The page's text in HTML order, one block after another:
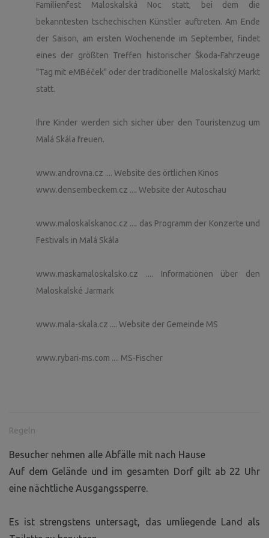
Familienfest Maloskalská Noc statt, bei dem die
bekanntesten tschechischen Künstler auftreten. Am Ende
der Saison, am ersten Wochenende im September, findet
eines der größten Treffen historischer Škoda-Fahrzeuge
"Tag mit eMBéček" oder der traditionelle Maloskalský Markt
statt.
Ihre Kinder werden sich sicher über den Touristenzug um
Malá Skála freuen.
www.androvna.cz .... Website des örtlichen Kinos
www.densembeckem.cz .... Website der Autoschau
www.maloskalskanoc.cz .... das Programm der Konzerte und
Festivals in Malá Skála
www.maskamaloskalsko.cz .... Informationen über den
Maloskalské Jarmark
www.mala-skala.cz .... Website der Gemeinde MS
www.rybari-ms.com .... MS-Fischer
Regeln
Besucher nehmen alle Abfälle mit nach Hause
Auf dem Gelände und im gesamten Dorf gilt ab 22 Uhr
eine nächtliche Ausgangssperre.
Es ist strengstens untersagt, das umliegende Land als